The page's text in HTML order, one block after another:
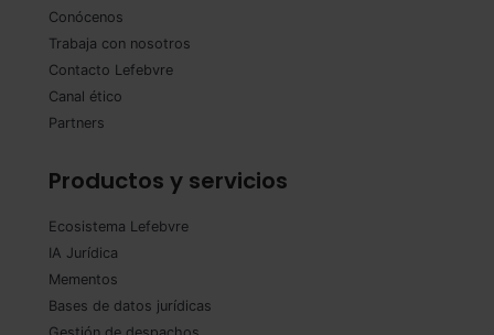
Conócenos
Trabaja con nosotros
Contacto Lefebvre
Canal ético
Partners
Productos y servicios
Ecosistema Lefebvre
IA Jurídica
Mementos
Bases de datos jurídicas